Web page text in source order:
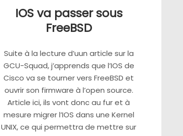
IOS va passer sous
FreeBSD
Suite à la lecture d’uun article sur la
GCU-Squad, j’apprends que l’IOS de
Cisco va se tourner vers FreeBSD et
ouvrir son firmware à l’open source.
Article ici, ils vont donc au fur et à
mesure migrer l’IOS dans une Kernel
UNIX, ce qui permettra de mettre sur